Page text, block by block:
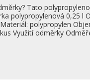
Tato
polypropylenová 0,25 l
polypropylen
Využití odměrky